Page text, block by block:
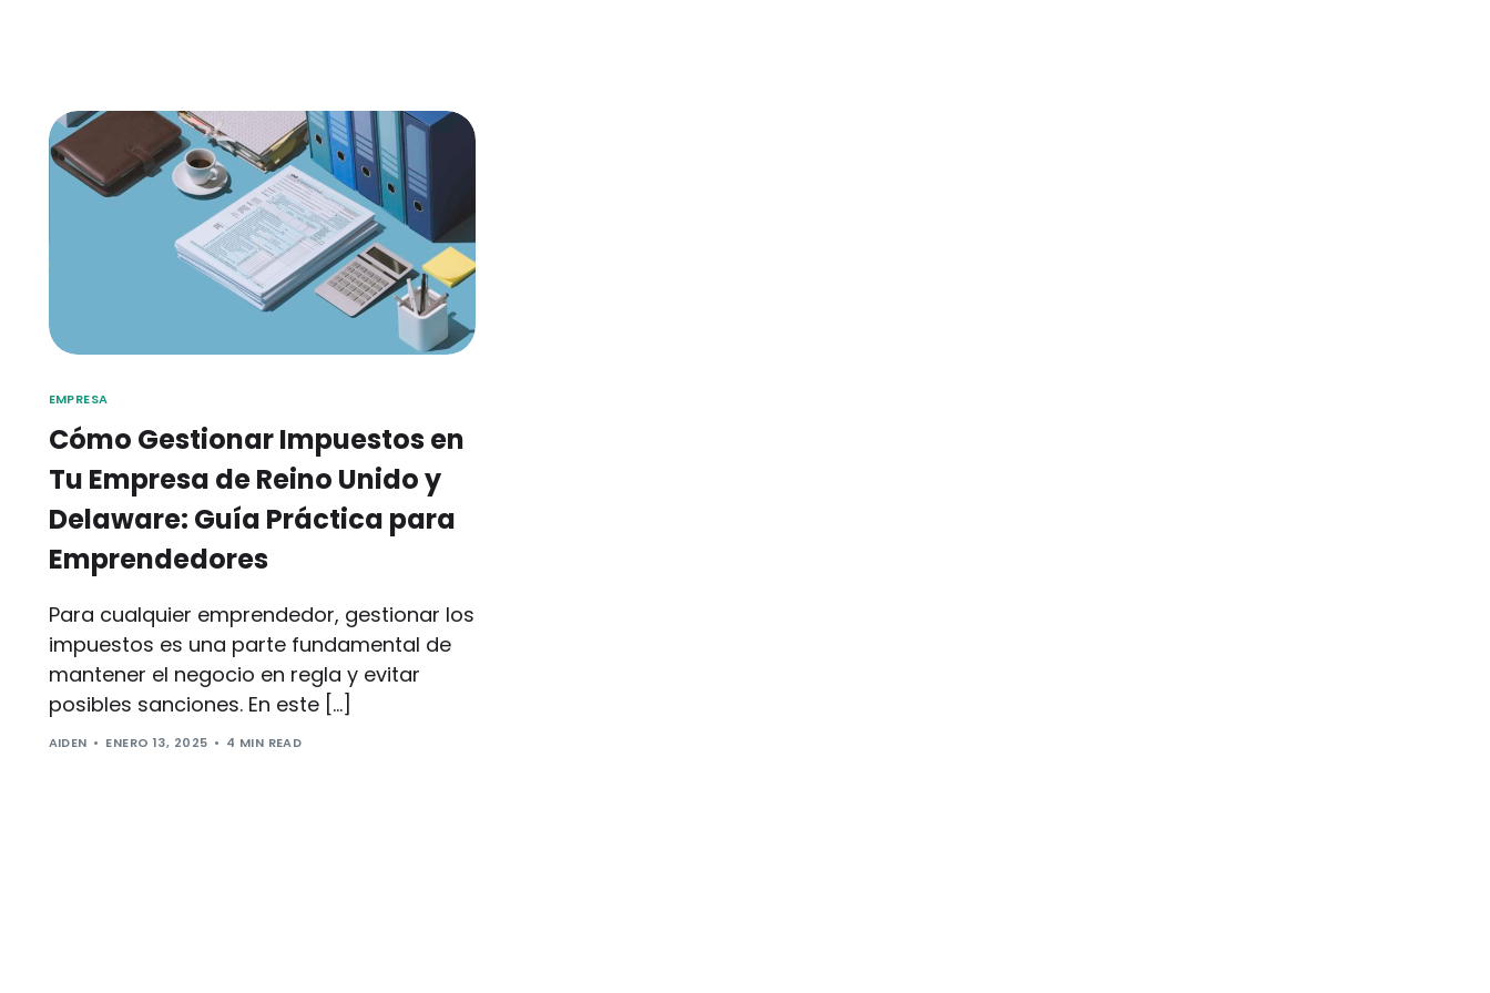
EMPRESA
Cómo Gestionar Impuestos en
Tu Empresa de Reino Unido y
Delaware: Guía Práctica para
Emprendedores
Para cualquier emprendedor, gestionar los
impuestos es una parte fundamental de
mantener el negocio en regla y evitar
posibles sanciones. En este […]
AIDEN ENERO 13, 2025 4 MIN READ